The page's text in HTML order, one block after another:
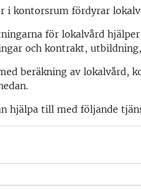
i kontorsrum fördyrar
för lokalvård
och kontrakt,
beräkning av lokalvård,
hjälpa till med följande